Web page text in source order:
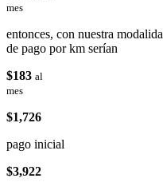
mes
entonces, con nuestra
de pago por km serían
$183 al
mes
$1,726
pago inicial
$3,922